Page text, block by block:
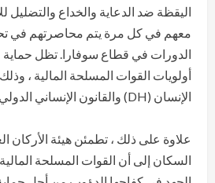
اليقظة ضد الدعاية والخداع والتضليل
معهم في كل مرة يتم محاصرتهم في
الدورات في قطاع سوفارا. تظل
أولويات القوات المسلحة المالية ،
الإنسان (DH) والقانون الإنساني الدولي (IHL).
علاوة على ذلك ، تطمئن هيئة الأركان
السكان إلى أن القوات المسلحة